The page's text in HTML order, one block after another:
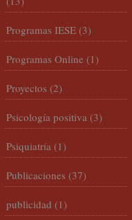
Programas IESE (3)
Programas Online (1)
Proyectos (2)
Psicología positiva (3)
Psiquiatría (1)
Publicaciones (37)
publicidad (1)